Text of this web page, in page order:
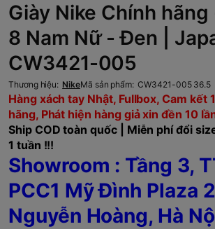
Giày Nike Chính
8 Nam Nữ - Đen |
CW3421-005
Thương hiệu: NikeMã sản phẩm: CW3421-005 36.5
Hàng xách tay Nhật, Fullbox, Cam kết
hãng, Phát hiện hàng giả xin đền 10
Ship COD toàn quốc | Miễn phí đổi
1 tuần !!!
Showroom : Tầng 3,
PCC1 Mỹ Đình Plaza
Nguyễn Hoàng, Hà